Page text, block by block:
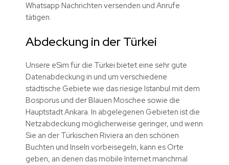
Whatsapp Nachrichten versenden und Anrufe
tätigen.
Abdeckung in der Türkei
Unsere eSim für die Türkei bietet eine sehr gute
Datenabdeckung in und um verschiedene
städtische Gebiete wie das riesige Istanbul mit dem
Bosporus und der Blauen Moschee sowie die
Hauptstadt Ankara. In abgelegenen Gebieten ist die
Netzabdeckung möglicherweise geringer, und wenn
Sie an der Türkischen Riviera an den schönen
Buchten und Inseln vorbeisegeln, kann es Orte
geben, an denen das mobile Internet manchmal